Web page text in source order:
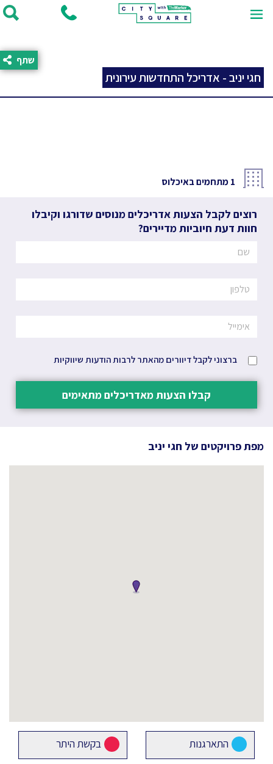
חגי יניב - אדריכל התחדשות עירונית
שתף
1מתחמים באיכלוס
רוצים לקבל הצעות אדריכלים מנוסים שדורגו וקיבלו
חוות דעת חיוביות מדיירים?
ברצוני לקבל דיוורים מהאתר לרבות הודעות שיווקיות
קבלו הצעות מאדריכלים מתאימים
מפת פרויקטים של חגי יניב
התארגנות בקשת היתר